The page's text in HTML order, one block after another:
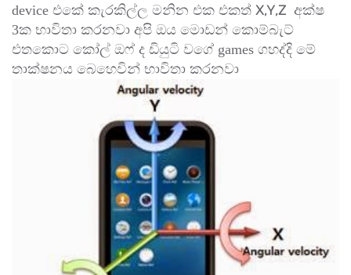
device එකේ කැරකිල්ල මනින එක එකත් X,Y,Z අක්ෂ
3ක භාවිතා කරනවා අපි ඔය මොඩන් කොම්බැට්
එතකොට කෝල් ඔෆ් ද ඩියුටි වගේ games ගහද්දි මේ
තාක්ෂනය බෙහෙවින් භාවිතා කරනවා